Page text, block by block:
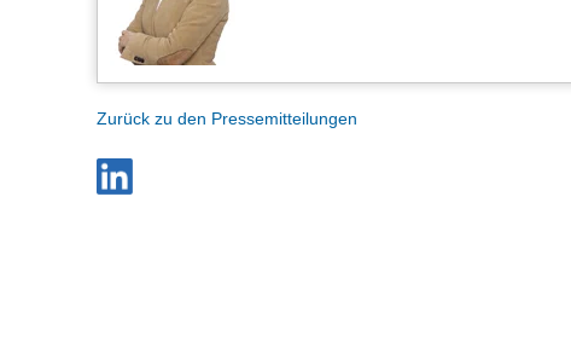
Zurück zu den Pressemitteilungen